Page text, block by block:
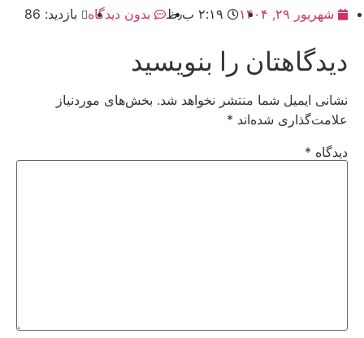
شهریور ۲۹, ۱۴۰۴ ۲:۱۹ ب٫ظ بدون دیدگاه بازدید: 86
دیدگاهتان را بنویسید
نشانی ایمیل شما منتشر نخواهد شد. بخش‌های موردنیاز
علامت‌گذاری شده‌اند *
دیدگاه *